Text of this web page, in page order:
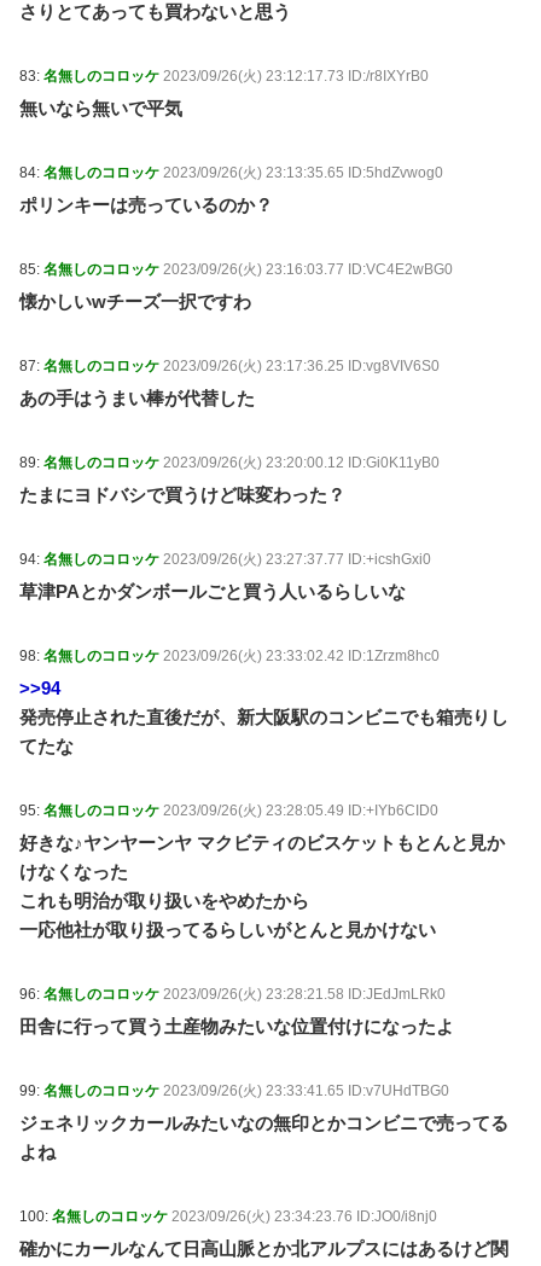
さりとてあっても買わないと思う
83: 名無しのコロッケ 2023/09/26(火) 23:12:17.73 ID:/r8IXYrB0
無いなら無いで平気
84: 名無しのコロッケ 2023/09/26(火) 23:13:35.65 ID:5hdZvwog0
ポリンキーは売っているのか？
85: 名無しのコロッケ 2023/09/26(火) 23:16:03.77 ID:VC4E2wBG0
懐かしいwチーズ一択ですわ
87: 名無しのコロッケ 2023/09/26(火) 23:17:36.25 ID:vg8VIV6S0
あの手はうまい棒が代替した
89: 名無しのコロッケ 2023/09/26(火) 23:20:00.12 ID:Gi0K11yB0
たまにヨドバシで買うけど味変わった？
94: 名無しのコロッケ 2023/09/26(火) 23:27:37.77 ID:+icshGxi0
草津PAとかダンボールごと買う人いるらしいな
98: 名無しのコロッケ 2023/09/26(火) 23:33:02.42 ID:1Zrzm8hc0
>>94
発売停止された直後だが、新大阪駅のコンビニでも箱売りし
てたな
95: 名無しのコロッケ 2023/09/26(火) 23:28:05.49 ID:+IYb6CID0
好きな♪ヤンヤーンヤ マクビティのビスケットもとんと見か
けなくなった
これも明治が取り扱いをやめたから
一応他社が取り扱ってるらしいがとんと見かけない
96: 名無しのコロッケ 2023/09/26(火) 23:28:21.58 ID:JEdJmLRk0
田舎に行って買う土産物みたいな位置付けになったよ
99: 名無しのコロッケ 2023/09/26(火) 23:33:41.65 ID:v7UHdTBG0
ジェネリックカールみたいなの無印とかコンビニで売ってる
よね
100: 名無しのコロッケ 2023/09/26(火) 23:34:23.76 ID:JO0/i8nj0
確かにカールなんて日高山脈とか北アルプスにはあるけど関